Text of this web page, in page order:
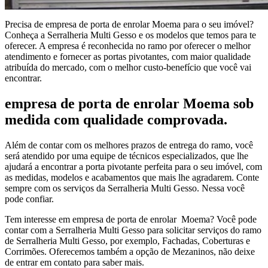
Precisa de empresa de porta de enrolar Moema para o seu imóvel?
Conheça a Serralheria Multi Gesso e os modelos que temos para te
oferecer. A empresa é reconhecida no ramo por oferecer o melhor
atendimento e fornecer as portas pivotantes, com maior qualidade
atribuída do mercado, com o melhor custo-benefício que você vai
encontrar.
empresa de porta de enrolar Moema sob
medida com qualidade comprovada.
Além de contar com os melhores prazos de entrega do ramo, você
será atendido por uma equipe de técnicos especializados, que lhe
ajudará a encontrar a porta pivotante perfeita para o seu imóvel, com
as medidas, modelos e acabamentos que mais lhe agradarem. Conte
sempre com os serviços da Serralheria Multi Gesso. Nessa você
pode confiar.
Tem interesse em empresa de porta de enrolar Moema? Você pode
contar com a Serralheria Multi Gesso para solicitar serviços do ramo
de Serralheria Multi Gesso, por exemplo, Fachadas, Coberturas e
Corrimões. Oferecemos também a opção de Mezaninos, não deixe
de entrar em contato para saber mais.